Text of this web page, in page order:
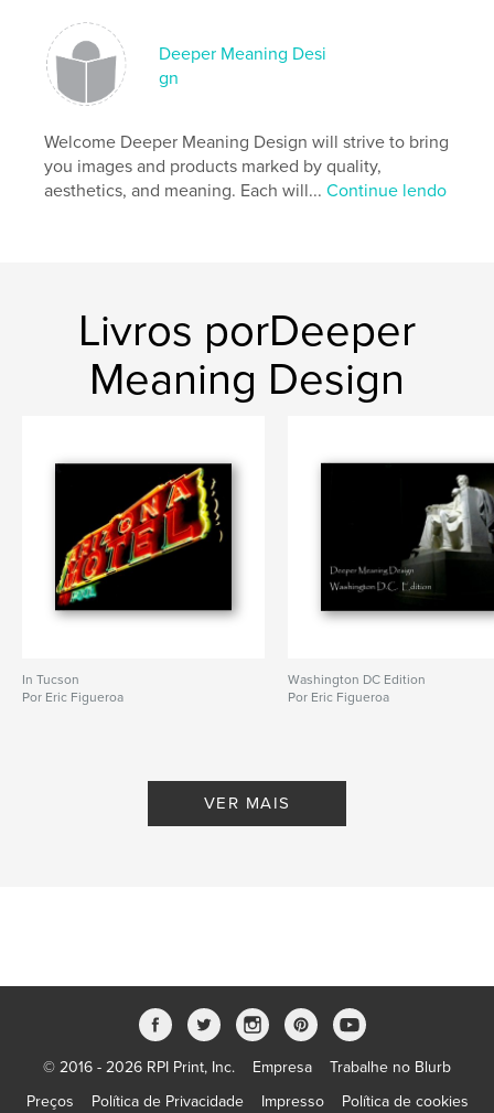
Deeper Meaning Desi
gn
Welcome Deeper Meaning Design will strive to bring
you images and products marked by quality,
aesthetics, and meaning. Each will...Continue lendo
Livros porDeeper
Meaning Design
In Tucson
Por Eric Figueroa
Washington DC Edition
Por Eric Figueroa
VER MAIS
© 2016 - 2026 RPI Print, Inc. Empresa
Trabalhe no Blurb
Preços
Política de Privacidade Impresso Política de cookies